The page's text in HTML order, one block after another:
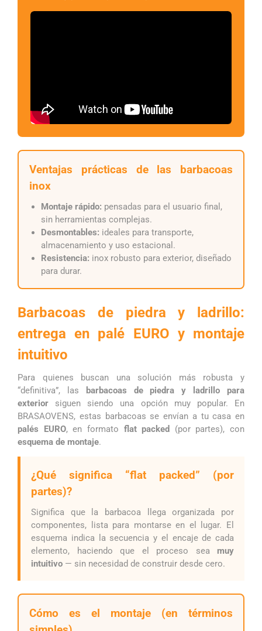
Ventajas prácticas de las barbacoas
inox
Montaje rápido: pensadas para el usuario final,
sin herramientas complejas.
Desmontables: ideales para transporte,
almacenamiento y uso estacional.
Resistencia: inox robusto para exterior, diseñado
para durar.
Barbacoas de piedra y ladrillo:
entrega en palé EURO y montaje
intuitivo
Para quienes buscan una solución más robusta y
“definitiva”, las
barbacoas de piedra y ladrillo para
exterior siguen siendo una opción muy popular. En
BRASAOVENS, estas barbacoas se envían a tu casa en
palés EURO, en formato flat packed
(por partes), con
esquema de montaje.
¿Qué significa “flat packed” (por
partes)?
Significa que la barbacoa llega organizada por
componentes, lista para montarse en el lugar. El
esquema indica la secuencia y el encaje de cada
elemento, haciendo que el proceso sea muy
intuitivo — sin necesidad de construir desde cero.
Cómo es el montaje (en términos